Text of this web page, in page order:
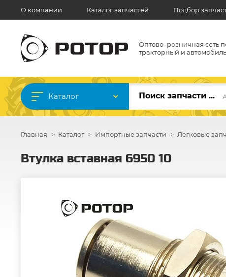
О компании Каталог запчастей Подбор
Оптово–розничная сеть
тракторный и
Каталог
Главная Каталог Импортные запчасти Легковые
Втулка вставная 6950 10